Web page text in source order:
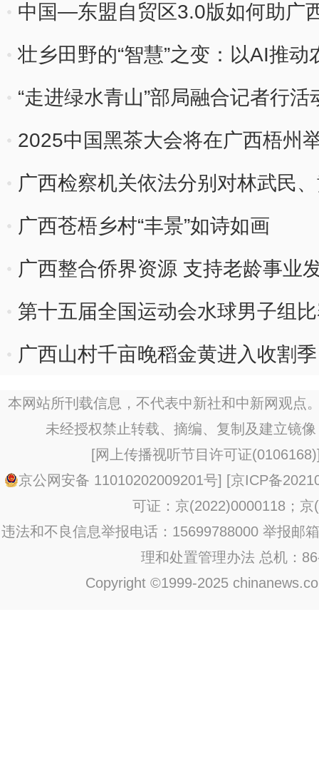
中国—东盟自贸区3.0版如何助广
壮乡田野的“智慧”之变：以AI推动
“走进绿水青山”部局融合记者行
2025中国黑茶大会将在广西梧州
广西检察机关依法分别对林武民
广西苍梧乡村“丰景”如诗如画
广西整合侨界资源 支持老龄事业
第十五届全国运动会水球男子组
广西山村千亩晚稻金黄进入收割季
本网站所刊载信息，不代表中新社和中新网观点
未经授权禁止转载、摘编、复制及建立镜
[网上传播视听节目许可证(0106168)
京公网安备 11010202009201号] [京ICP备
可证：京(2022)0000118；京
违法和不良信息举报电话：15699788000 举报邮
理和处置管理办法 总机：
Copyright ©1999-2025